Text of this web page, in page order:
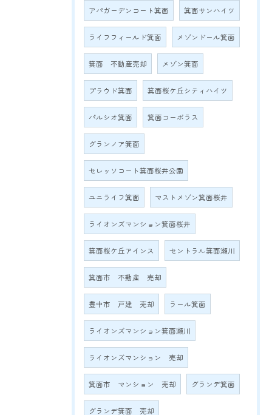
アパガーデンコート箕面 箕面サンハイツ
ライフフィールド箕面 メゾンドール箕面
箕面 不動産売却 メゾン箕面
プラウド箕面 箕面桜ケ丘シティハイツ
パルシオ箕面 箕面コーポラス
グランノア箕面
セレッソコート箕面桜井公園
ユニライフ箕面 マストメゾン箕面桜井
ライオンズマンション箕面桜井
箕面桜ケ丘アインス セントラル箕面瀬川
箕面市 不動産 売却
豊中市 戸建 売却 ラール箕面
ライオンズマンション箕面瀬川
ライオンズマンション 売却
箕面市 マンション 売却 グランデ箕面
グランデ箕面 売却